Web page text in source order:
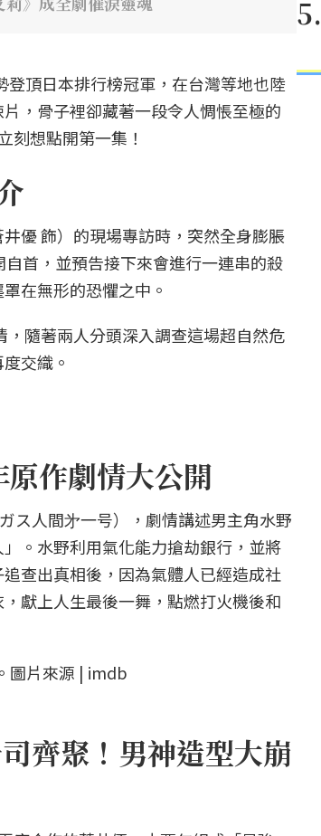
頂日本排行榜冠軍，在台灣等地也陸
，骨子裡卻藏著一段令人惆悵至極的
刻想點開第一集！
優 飾）的現場專訪時，突然全身膨脹
首，並預告接下來會進行一連串的殺
在無形的恐懼之中。
隨著兩人分頭深入調查這場超自然危
交織。
原作劇情大公開
ス人間㐧一号），劇情講述男主角水野
。水野利用氣化能力搶劫銀行，並將
查出真相後，因為氣體人已經造成社
獻上人生最後一舞，點燃打火機後和
齊聚！男神造型大崩
5.